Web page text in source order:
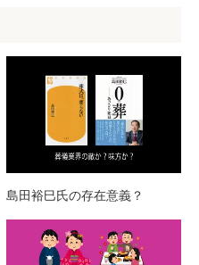
島田裕巳氏の存在意義？